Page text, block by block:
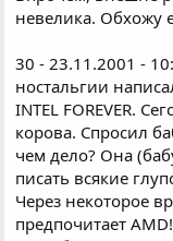
невелика. Обхожу
30 - 23.11.2001 -
ностальгии
INTEL FOREVER.
корова. Спросил
чем дело? Она
писать всякие
Через некоторое
предпочитает AMD!